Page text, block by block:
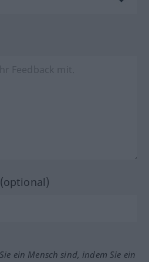
ein Mensch sind, indem Sie ein